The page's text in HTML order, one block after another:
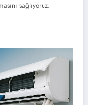
sağlıyoruz.